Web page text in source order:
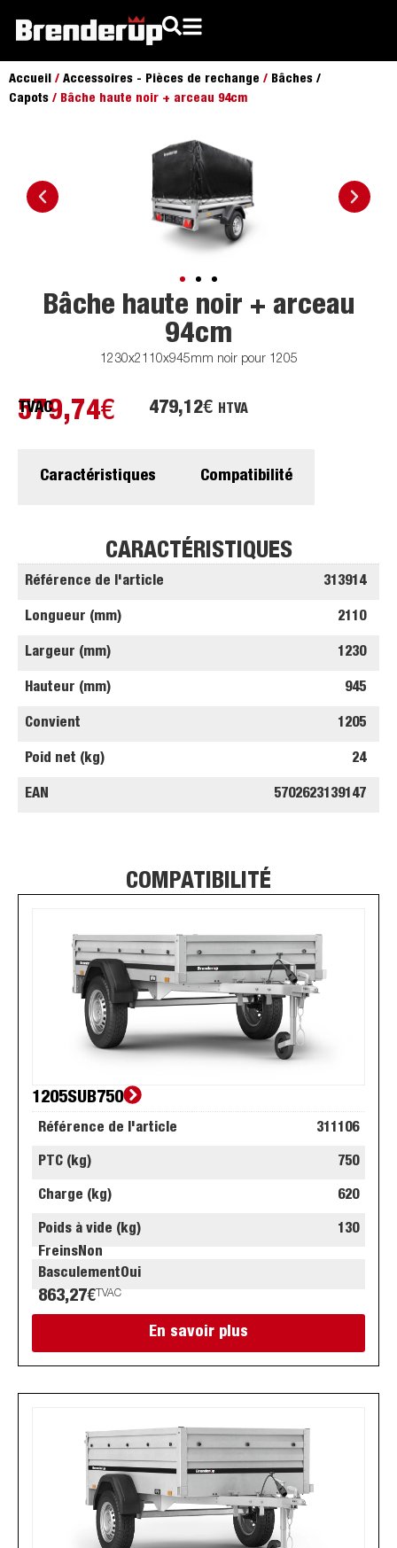
Accueil / Accessoires - Pièces de rechange / Bâches /
Capots / Bâche haute noir + arceau 94cm
Bâche haute noir + arceau
94cm
1230x2110x945mm noir pour 1205
579,74€
TVAC 479,12€ HTVA
Caractéristiques Compatibilité
CARACTÉRISTIQUES
Référence de l'article 313914
Longueur (mm) 2110
Largeur (mm) 1230
Hauteur (mm) 945
Convient 1205
Poid net (kg) 24
EAN 5702623139147
COMPATIBILITÉ
1205SUB750
Référence de l'article 311106
PTC (kg) 750
Charge (kg) 620
Poids à vide (kg)
130
FreinsNon
BasculementOui
863,27€ TVAC
En savoir plus